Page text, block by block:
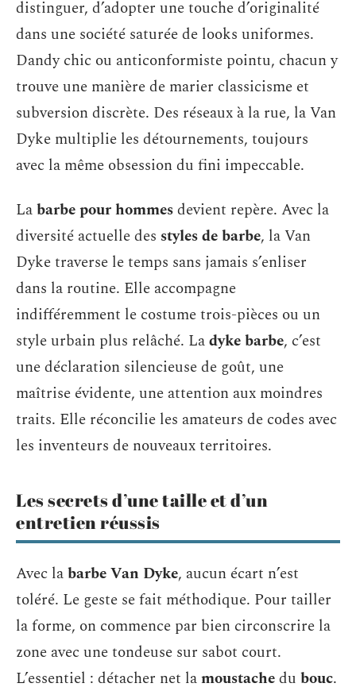
distinguer, d’adopter une touche d’originalité
dans une société saturée de looks uniformes.
Dandy chic ou anticonformiste pointu, chacun y
trouve une manière de marier classicisme et
subversion discrète. Des réseaux à la rue, la Van
Dyke multiplie les détournements, toujours
avec la même obsession du fini impeccable.
Labarbe pour hommesdevient repère. Avec la
diversité actuelle des styles de barbe, la Van
Dyke traverse le temps sans jamais s’enliser
dans la routine. Elle accompagne
indifféremment le costume trois-pièces ou un
style urbain plus relâché. Ladyke barbe, c’est
une déclaration silencieuse de goût, une
maîtrise évidente, une attention aux moindres
traits. Elle réconcilie les amateurs de codes avec
les inventeurs de nouveaux territoires.
Les secrets d’une taille et d’un
entretien réussis
Avec labarbe Van Dyke, aucun écart n’est
toléré. Le geste se fait méthodique. Pour tailler
la forme, on commence par bien circonscrire la
zone avec une tondeuse sur sabot court.
L’essentiel : détacher net lamoustachedu bouc.